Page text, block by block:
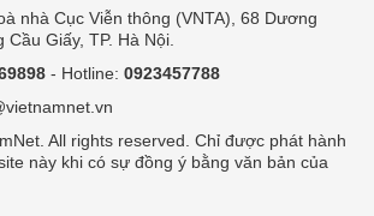
nhà Cục Viễn thông (VNTA), 68 Dương
Giấy, TP. Hà Nội.
- Hotline: 0923457788
All rights reserved. Chỉ được phát hành
này khi có sự đồng ý bằng văn bản của